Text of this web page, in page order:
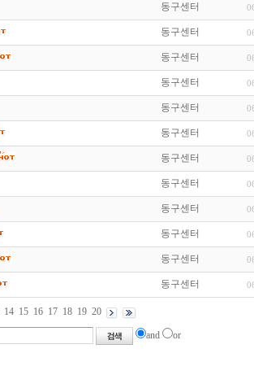
동구센터
동구센터
동구센터
동구센터
동구센터
동구센터
동구센터
동구센터
동구센터
동구센터
동구센터
동구센터
14 15 16 17 18 19 20
and or